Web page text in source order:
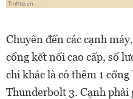
​Chuyển đến các cạnh
cổng kết nối cao cấp, số
chỉ khác là có thêm 1
Thunderbolt 3. Cạnh phải